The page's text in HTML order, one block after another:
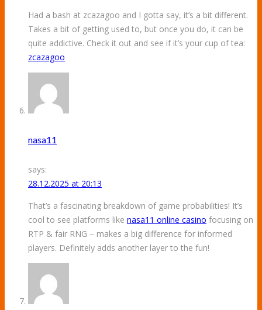
Had a bash at zcazagoo and I gotta say, it’s a bit different.
Takes a bit of getting used to, but once you do, it can be
quite addictive. Check it out and see if it’s your cup of tea:
zcazagoo
nasa11
says:
28.12.2025 at 20:13
That’s a fascinating breakdown of game probabilities! It’s
cool to see platforms like nasa11 online casino focusing on
RTP & fair RNG – makes a big difference for informed
players. Definitely adds another layer to the fun!